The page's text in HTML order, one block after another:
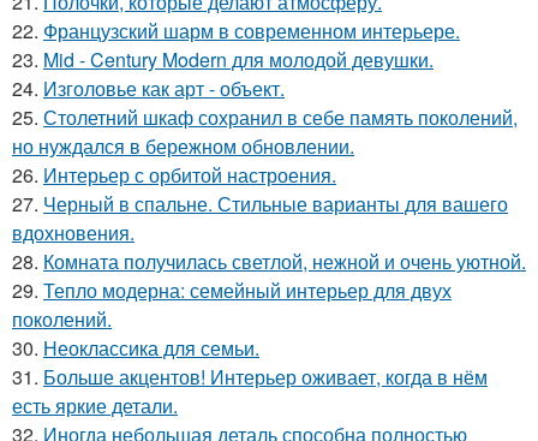
22. Французский шарм в современном интерьере.
23. Mid - Century Modern для молодой девушки.
24. Изголовье как арт - объект.
25. Столетний шкаф сохранил в себе память поколений,
но нуждался в бережном обновлении.
26. Интерьер с орбитой настроения.
27. Черный в спальне. Стильные варианты для вашего
вдохновения.
28. Комната получилась светлой, нежной и очень уютной.
29. Тепло модерна: семейный интерьер для двух
поколений.
30. Неоклассика для семьи.
31. Больше акцентов! Интерьер оживает, когда в нём
есть яркие детали.
32. Иногда небольшая деталь способна полностью